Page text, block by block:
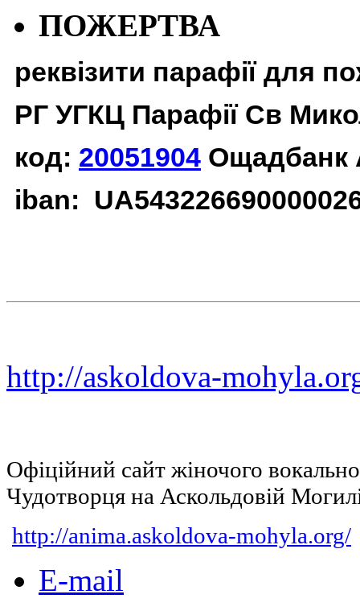
ПОЖЕРТВА
реквізити парафії для
РГ УГКЦ Парафії Св
код: 20051904 Ощадбанк
iban:
http://askoldova-
Офіційний сайт жіночого
Чудотворця на Аскольдовій
http://anima.askoldova-mohyla.org/
E-mail